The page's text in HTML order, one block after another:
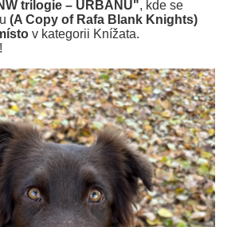
trilogie – URBANŮ", kde se
(A Copy of Rafa Blank Knights)
v kategorii Knížata.